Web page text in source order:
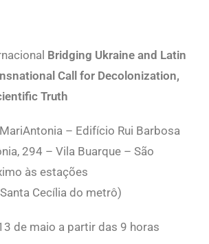
Bridging Ukraine and Latin
Call for Decolonization,
Truth
– Edifício Rui Barbosa
294 – Vila Buarque – São
às estações
Cecília do metrô)
de maio a partir das 9 horas